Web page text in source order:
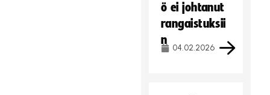
ö ei johtanut
rangaistuksii
n
04.02.2026